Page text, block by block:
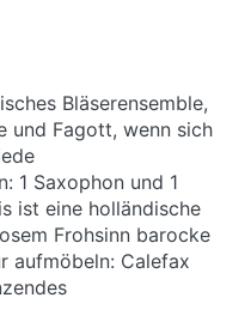
Bläserensemble,
und Fagott, wenn sich
1 Saxophon und 1
ist eine holländische
Frohsinn barocke
aufmöbeln: Calefax